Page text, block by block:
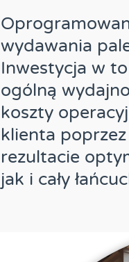
wydawania
Inwestycja w
ogólną
koszty
klienta
rezultacie
jak i cały